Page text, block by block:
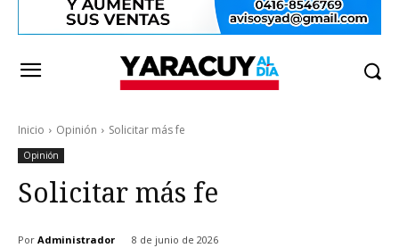
Inicio Opinión Solicitar más fe
Opinión
Solicitar más fe
Por Administrador 8 de junio de 2026